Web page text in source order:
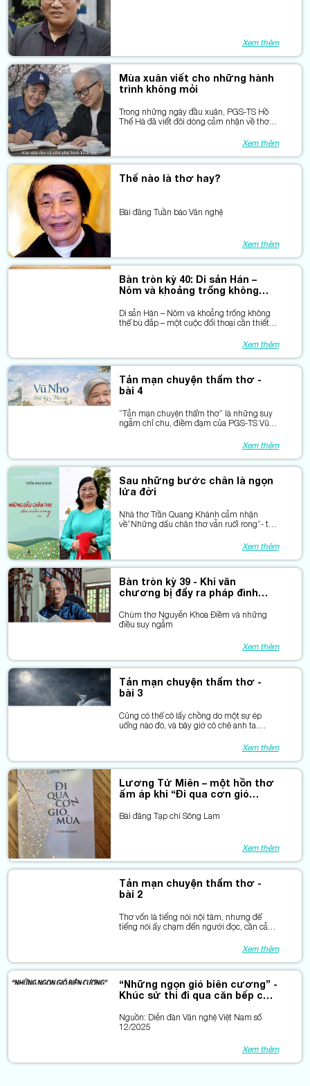
Xem thêm
Mùa xuân viết cho những hành
trình không mỏi
Trong những ngày đầu xuân, PGS-TS Hồ
Thế Hà đã viết đôi dòng cảm nhận về thơ
Xin cảm ơn tác giả, và trân trọng chia sẻ lại
bài viết này – như một nhịp cầu lặng lẽ nối
giữa thơ và những tấm lòng đồng điệu.
Xem thêm
Thế nào là thơ hay?
Bài đăng Tuần báo Văn nghệ
Xem thêm
Bàn tròn kỳ 40: Di sản Hán –
Nôm và khoảng trống không
Di sản Hán – Nôm và khoảng trống không
thể bù đắp – một cuộc đối thoại cần thiết
Xem thêm
Tản mạn chuyện thẩm thơ -
bài 4
“Tản mạn chuyện thẩm thơ” là những suy
ngẫm chỉ chu, điềm đạm của PGS-TS Vũ
Xem thêm
Sau những bước chân là ngọn
lửa đời
Nhà thơ Trần Quang Khánh cảm nhận
về“Những dấu chân thơ vẫn ruổi rong”- tập
Xem thêm
Bàn tròn kỳ 39 - Khi văn
chương bị đẩy ra pháp đình
Chùm thơ Nguyễn Khoa Điềm và những
điều suy ngẫm
Xem thêm
Tản mạn chuyện thẩm thơ -
bài 3
Cũng có thể cô lấy chồng do một sự ép
uổng nào đó, và bây giờ cô chê anh ta.
đã tháo cởi nổi chiếc “gông đeo cổ” ấy?
Xem thêm
Lương Tử Miên – một hồn thơ
ấm áp khi “Đi qua cơn gió
Bài đăng Tạp chí Sông Lam
Xem thêm
Tản mạn chuyện thẩm thơ -
bài 2
Thơ vốn là tiếng nói nội tâm, nhưng để
tiếng nói ấy chạm đến người đọc, cần cả
Xem thêm
“Những ngọn gió biên cương” -
Khúc sử thi đi qua căn bếp có
Nguồn: Diễn đàn Văn nghệ Việt Nam số
12/2025
Xem thêm